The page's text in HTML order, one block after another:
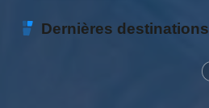
Dernières destinations